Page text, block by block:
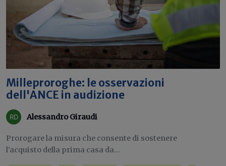
Milleproroghe: le osservazioni
dell'ANCE in audizione
Alessandro Giraudi
Prorogare la misura che consente di sostenere
l’acquisto della prima casa da...